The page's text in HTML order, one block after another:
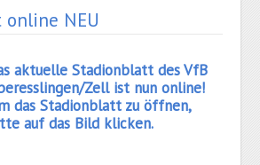
NEU
aktuelle Stadionblatt des VfB
Zell ist nun online!
das Stadionblatt zu öffnen,
auf das Bild klicken.